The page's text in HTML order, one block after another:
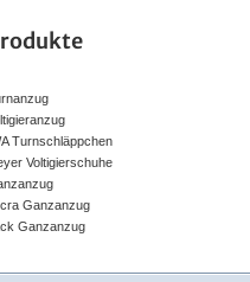
Turnschläppchen
Voltigierschuhe
Ganzanzug
Ganzanzug